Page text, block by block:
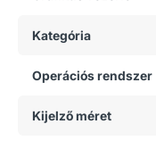
Kategória
Operációs rendszer
Kijelző méret